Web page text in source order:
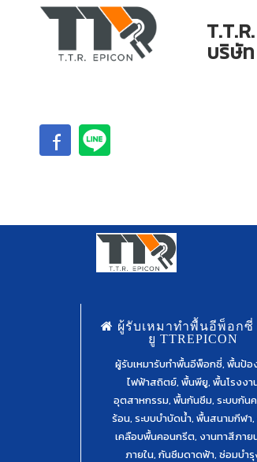
บริษั
ผู้รับเหมาทำพื้นอีพ็อก
ยู TTREPICON
ผู้รับเหมารับทำพื้นอีพ็อกซี่, พื้นป้อ
ไฟฟ้าสถิตย์, พื้นพียู, พื้นโรงงา
อุตสาหกรรม, พื้นกันซึม, ระบบกัน
ร้อน, ระบบบำบัดน้ำ, พื้นสนามกีฬา,
เคลือบพื้นคอนกรีต, งานทาสีภาย
ภายใน, กันซึมดาดฟ้า, ซ่อมบำรุ